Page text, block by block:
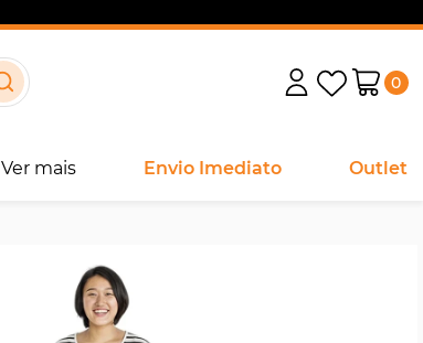
0
Ver mais Envio Imediato Outlet